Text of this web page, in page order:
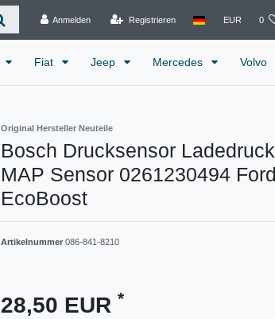
Anmelden Registrieren EUR 0
Fiat Jeep Mercedes Volvo
Original Hersteller Neuteile
Bosch Drucksensor
MAP Sensor 0261230494
EcoBoost
Artikelnummer 086-841-8210
28,50 EUR *